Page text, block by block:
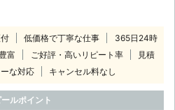
低価格で丁寧な仕事
365日24時
富 ご好評・高いリピート率
見積
な対応 キャンセル料なし
ルポイント